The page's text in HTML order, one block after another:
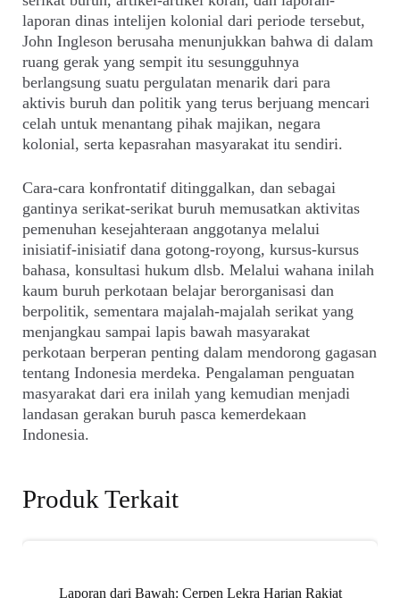
laporan dinas intelijen kolonial dari periode tersebut,
John Ingleson berusaha menunjukkan bahwa di dalam
ruang gerak yang sempit itu sesungguhnya
berlangsung suatu pergulatan menarik dari para
aktivis buruh dan politik yang terus berjuang mencari
celah untuk menantang pihak majikan, negara
kolonial, serta kepasrahan masyarakat itu sendiri.
Cara-cara konfrontatif ditinggalkan, dan sebagai
gantinya serikat-serikat buruh memusatkan aktivitas
pemenuhan kesejahteraan anggotanya melalui
inisiatif-inisiatif dana gotong-royong, kursus-kursus
bahasa, konsultasi hukum dlsb. Melalui wahana inilah
kaum buruh perkotaan belajar berorganisasi dan
berpolitik, sementara majalah-majalah serikat yang
menjangkau sampai lapis bawah masyarakat
perkotaan berperan penting dalam mendorong gagasan
tentang Indonesia merdeka. Pengalaman penguatan
masyarakat dari era inilah yang kemudian menjadi
landasan gerakan buruh pasca kemerdekaan
Indonesia.
Produk Terkait
Laporan dari Bawah: Cerpen Lekra Harian Rakjat